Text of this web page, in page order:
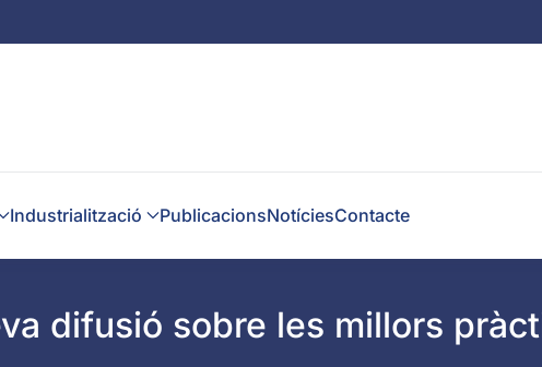
Industrialització PublicacionsNotíciesContacte
difusió sobre les millors